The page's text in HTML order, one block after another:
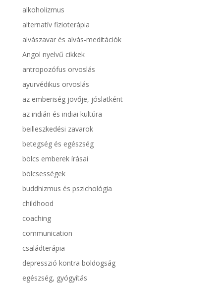
alkoholizmus
alternatív fizioterápia
alvászavar és alvás-meditációk
Angol nyelvű cikkek
antropozófus orvoslás
ayurvédikus orvoslás
az emberiség jövője, jóslatként
az indián és indiai kultúra
beilleszkedési zavarok
betegség és egészség
bölcs emberek írásai
bölcsességek
buddhizmus és pszichológia
childhood
coaching
communication
családterápia
depresszió kontra boldogság
egészség, gyógyítás